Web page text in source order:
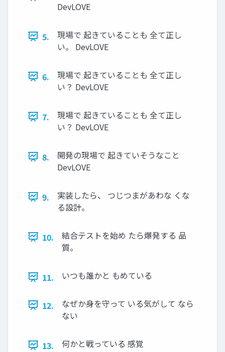
DevLOVE
5.
現場で 起きていることも 全て正し
い。 DevLOVE
6.
現場で 起きていることも 全て正し
い？ DevLOVE
7.
現場で 起きていることも 全て正し
い？ DevLOVE
8.
開発の現場で 起きていそうなこと
DevLOVE
9.
実装したら、 つじつまがあわな くな
る設計。
10.
結合テストを始め たら爆発する 品
質。
11. いつも誰かと もめている
12.
なぜか身を守って いる気がして なら
ない
13. 何かと戦っている 感覚